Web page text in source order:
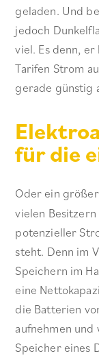
geladen. Und
jedoch
viel. Es denn,
Tarifen Strom
gerade günstig
für die
Oder ein
vielen
potenzieller
steht. Denn im
Speichern im
eine
die Batterien
aufnehmen
Speicher eines